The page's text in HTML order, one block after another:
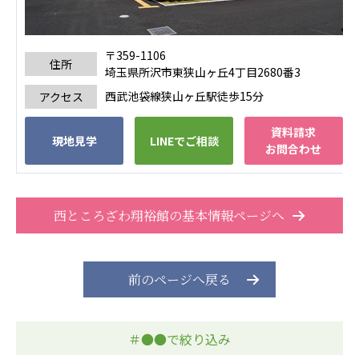
住所
〒359-1106
埼玉県所沢市東狭山ヶ丘4丁目2680番3
アクセス
西武池袋線狭山ヶ丘駅徒歩15分
現地見学 LINEでご相談
資料請求
お問合わせ
西ところざわ翔裕館の基本情報ページへ
前のページへ戻る
＃●●で絞り込み